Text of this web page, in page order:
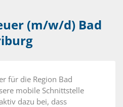
(m/w/d) Bad
für die Region Bad
mobile Schnittstelle
dazu bei, dass